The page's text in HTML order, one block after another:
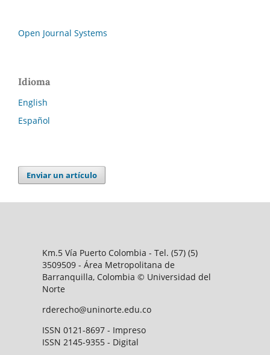
Open Journal Systems
Idioma
English
Español
Enviar un artículo
Km.5 Vía Puerto Colombia - Tel. (57) (5)
3509509 - Área Metropolitana de
Barranquilla, Colombia © Universidad del
Norte
rderecho@uninorte.edu.co
ISSN 0121-8697 - Impreso
ISSN 2145-9355 - Digital